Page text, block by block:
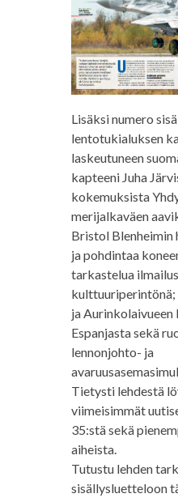
Lisäksi numero
lentotukialuksen
laskeutuneen
kapteeni Juha
kokemuksista
merijalkaväen
Bristol Blenheimin
ja pohdintaa
tarkastelua
ja Aurinkolaivueen
Espanjasta sekä
lennonjohto- ja
Tietysti lehdestä
viimeisimmät
35:stä sekä
aiheista.
Tutustu lehden
sisällysluetteloon